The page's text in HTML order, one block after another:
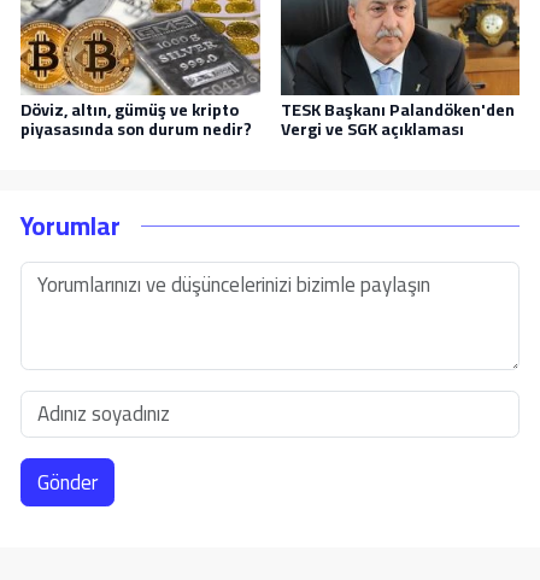
Döviz, altın, gümüş ve kripto
piyasasında son durum nedir?
TESK Başkanı Palandöken'den
Vergi ve SGK açıklaması
Yorumlar
Gönder